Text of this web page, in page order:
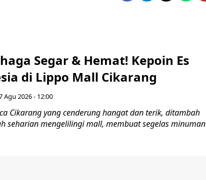
Segar & Hemat! Kepoin Es
di Lippo Mall Cikarang
Agu 2026 - 12:00
Cikarang yang cenderung hangat dan terik, ditambah
seharian mengelilingi mall, membuat segelas minuman